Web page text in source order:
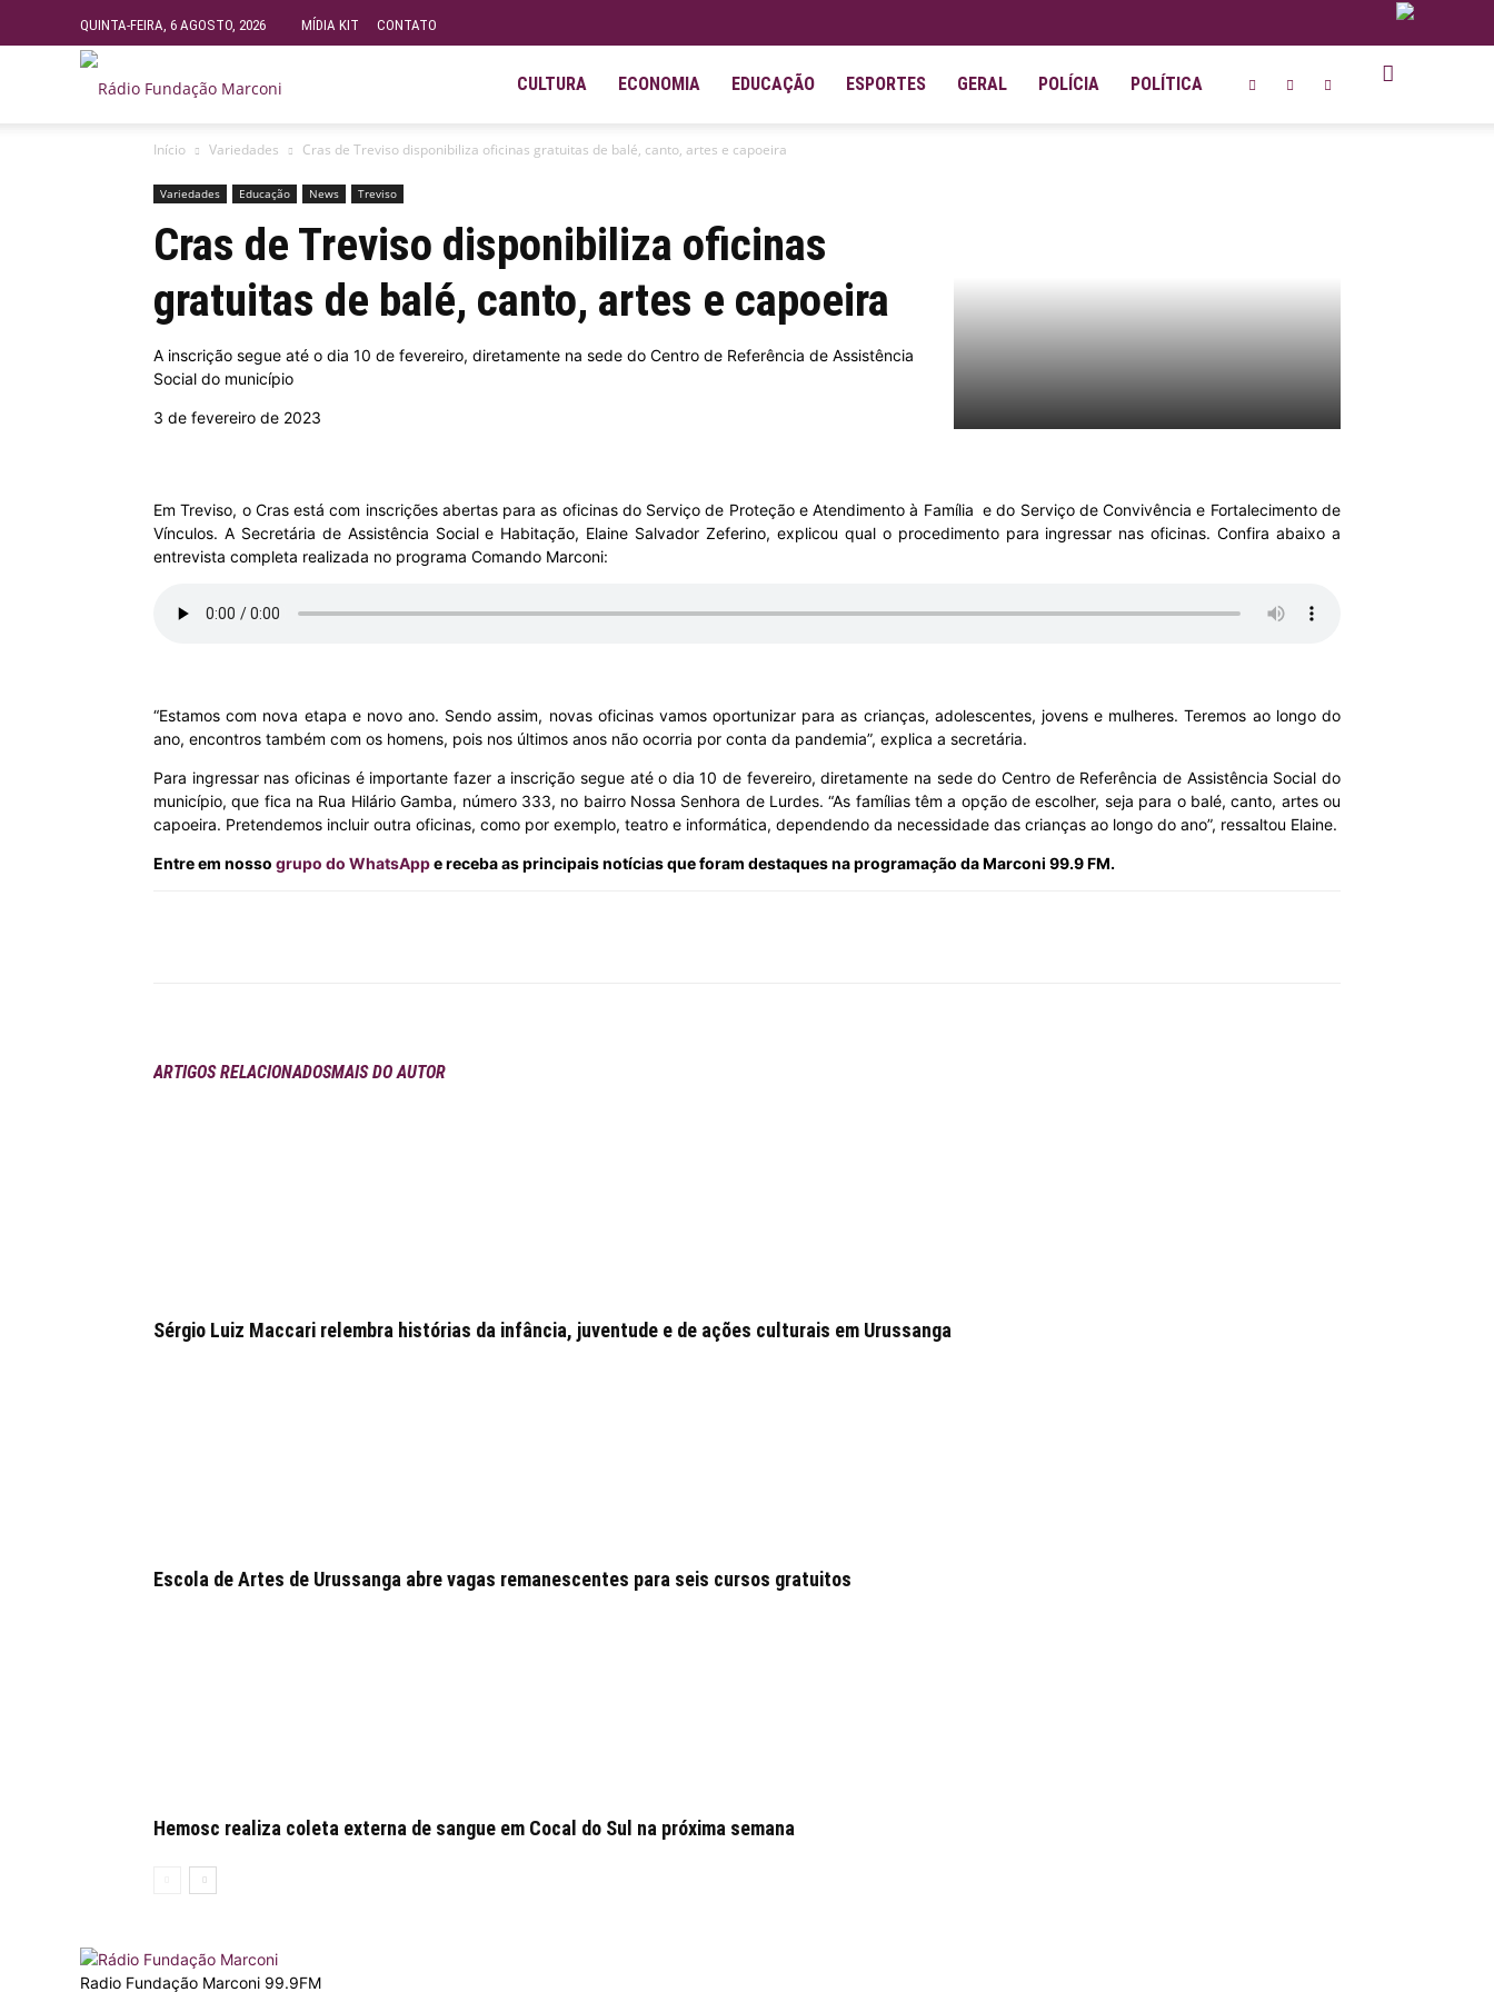
QUINTA-FEIRA, 6 AGOSTO, 2026 MÍDIA KIT CONTATO
Fundação
Marconi
–
MHZ
CULTURA ECONOMIA EDUCAÇÃO ESPORTES GERAL POLÍCIA POLÍTICA
Início Variedades Cras de Treviso disponibiliza oficinas gratuitas de balé, canto, artes e capoeira
Variedades Educação News Treviso
Cras de Treviso disponibiliza oficinas
gratuitas de balé, canto, artes e capoeira
A inscrição segue até o dia 10 de fevereiro, diretamente na sede do Centro de Referência de Assistência
Social do município
3 de fevereiro de 2023
Em Treviso, o Cras está com inscrições abertas para as oficinas do Serviço de Proteção e Atendimento à Família e do Serviço de Convivência e Fortalecimento de
Vínculos. A Secretária de Assistência Social e Habitação, Elaine Salvador Zeferino, explicou qual o procedimento para ingressar nas oficinas. Confira abaixo a
entrevista completa realizada no programa Comando Marconi:
“Estamos com nova etapa e novo ano. Sendo assim, novas oficinas vamos oportunizar para as crianças, adolescentes, jovens e mulheres. Teremos ao longo do
ano, encontros também com os homens, pois nos últimos anos não ocorria por conta da pandemia”, explica a secretária.
Para ingressar nas oficinas é importante fazer a inscrição segue até o dia 10 de fevereiro, diretamente na sede do Centro de Referência de Assistência Social do
município, que fica na Rua Hilário Gamba, número 333, no bairro Nossa Senhora de Lurdes. “As famílias têm a opção de escolher, seja para o balé, canto, artes ou
capoeira. Pretendemos incluir outra oficinas, como por exemplo, teatro e informática, dependendo da necessidade das crianças ao longo do ano”, ressaltou Elaine.
Entre em nosso grupo do WhatsAppe receba as principais notícias que foram destaques na programação da Marconi 99.9 FM.
ARTIGOS RELACIONADOSMAIS DO AUTOR
Sérgio Luiz Maccari relembra histórias da infância, juventude e de ações culturais em Urussanga
Escola de Artes de Urussanga abre vagas remanescentes para seis cursos gratuitos
Hemosc realiza coleta externa de sangue em Cocal do Sul na próxima semana
Radio Fundação Marconi 99.9FM